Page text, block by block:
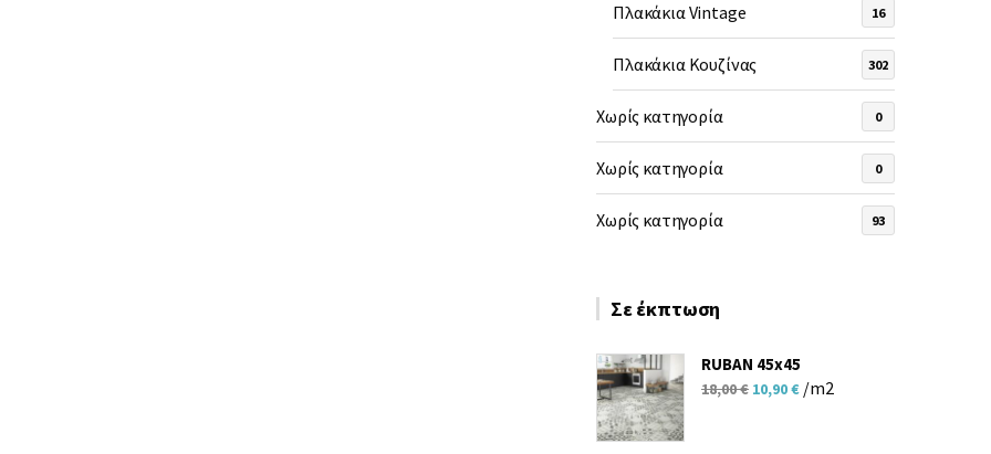
Πλακάκια Vintage 16
Πλακάκια Κουζίνας 302
Χωρίς κατηγορία 0
Χωρίς κατηγορία 0
Χωρίς κατηγορία 93
Σε έκπτωση
RUBAN 45x45
18,00€ Original
10,90€Η/m2